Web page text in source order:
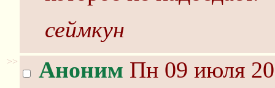
сеймкун
>> Аноним Пн 09 июля